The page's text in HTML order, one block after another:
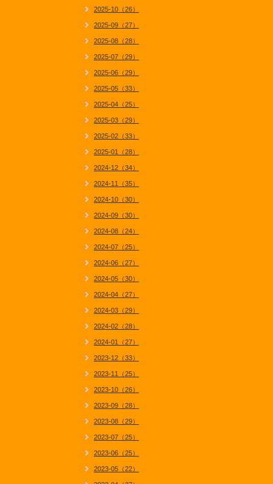
2025-10（26）
2025-09（27）
2025-08（28）
2025-07（29）
2025-06（29）
2025-05（33）
2025-04（25）
2025-03（29）
2025-02（33）
2025-01（28）
2024-12（34）
2024-11（35）
2024-10（30）
2024-09（30）
2024-08（24）
2024-07（25）
2024-06（27）
2024-05（30）
2024-04（27）
2024-03（29）
2024-02（28）
2024-01（27）
2023-12（33）
2023-11（25）
2023-10（26）
2023-09（28）
2023-08（29）
2023-07（25）
2023-06（25）
2023-05（22）